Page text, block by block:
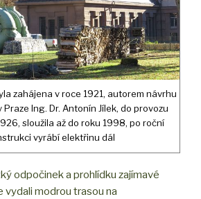
zahájena v roce 1921, autorem návrhu
Ing. Dr. Antonín Jílek, do provozu
sloužila až do roku 1998, po roční
vyrábí elektřinu dál
odpočinek a prohlídku zajímavé
vydali modrou trasou na